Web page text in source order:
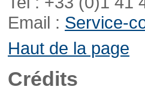
Email : Service-
Haut de la page
Crédits